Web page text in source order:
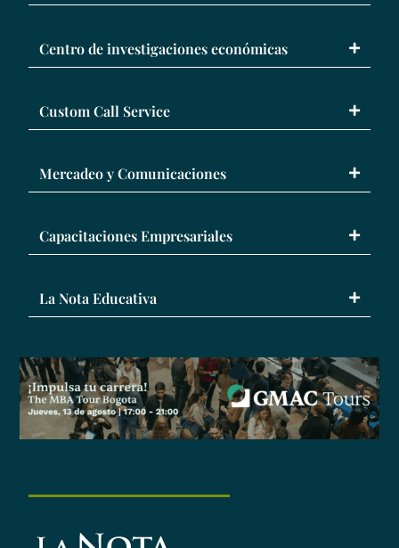
Centro de investigaciones económicas
Custom Call Service
Mercadeo y Comunicaciones
Capacitaciones Empresariales
La Nota Educativa